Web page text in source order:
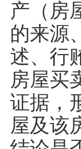
产（房
的来源
述、行
房屋买
证据，
屋及该